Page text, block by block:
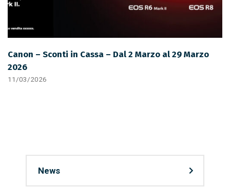
Canon – Sconti in Cassa – Dal 2 Marzo al 29 Marzo
2026
11/03/2026
News